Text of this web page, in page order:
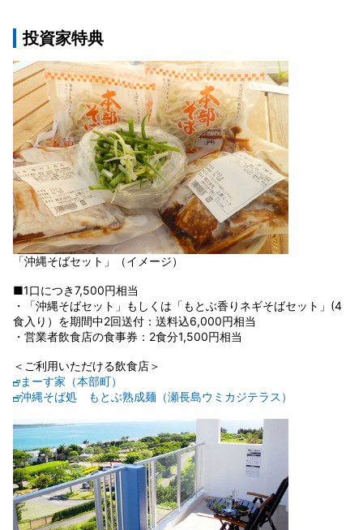
投資家特典
「沖縄そばセット」（イメージ）
■1口につき7,500円相当
・「沖縄そばセット」もしくは「もとぶ香りネギそばセット」(4
食入り）を期間中2回送付：送料込6,000円相当
・営業者飲食店の食事券：2食分1,500円相当
＜ご利用いただける飲食店＞
まーす家（本部町）
沖縄そば処 もとぶ熟成麺（瀬長島ウミカジテラス）